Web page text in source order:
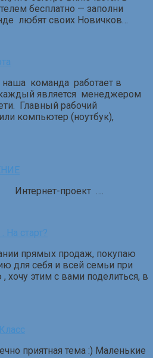
бесплатно — заполни
любят своих Новичков…
команда работает в
является менеджером
Главный рабочий
компьютер (ноутбук),
….
старт?
прямых продаж, покупаю
для себя и всей семьи при
хочу этим с вами поделиться, в
приятная тема :) Маленькие